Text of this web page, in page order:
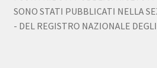
SONO STATI PUBBLICATI NELLA
- DEL REGISTRO NAZIONALE